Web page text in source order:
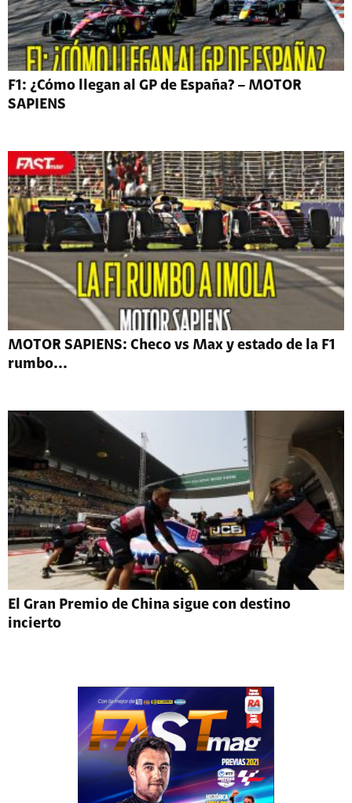
F1: ¿Cómo llegan al GP de España? – MOTOR
SAPIENS
MOTOR SAPIENS: Checo vs Max y estado de la F1
rumbo...
El Gran Premio de China sigue con destino
incierto